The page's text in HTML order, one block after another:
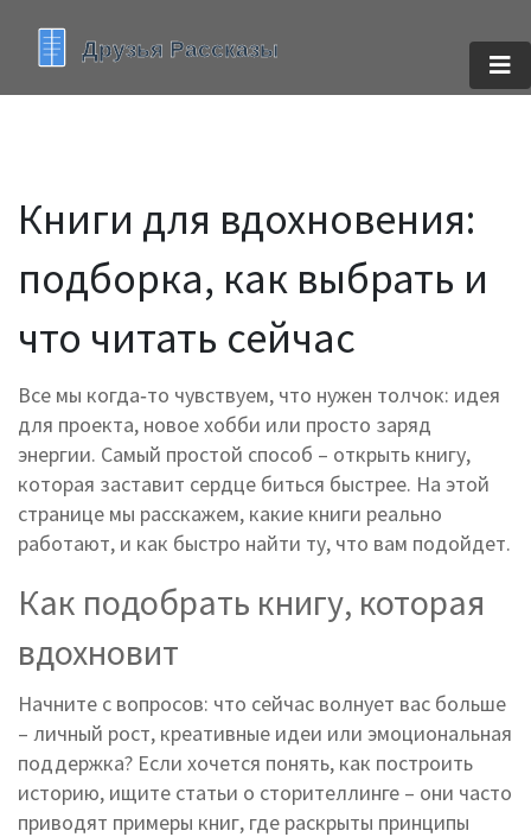
Книги для вдохновения:
подборка, как выбрать и
что читать сейчас
Все мы когда‑то чувствуем, что нужен толчок: идея
для проекта, новое хобби или просто заряд
энергии. Самый простой способ – открыть книгу,
которая заставит сердце биться быстрее. На этой
странице мы расскажем, какие книги реально
работают, и как быстро найти ту, что вам подойдет.
Как подобрать книгу, которая
вдохновит
Начните с вопросов: что сейчас волнует вас больше
– личный рост, креативные идеи или эмоциональная
поддержка? Если хочется понять, как построить
историю, ищите статьи о сторителлинге – они часто
приводят примеры книг, где раскрыты принципы